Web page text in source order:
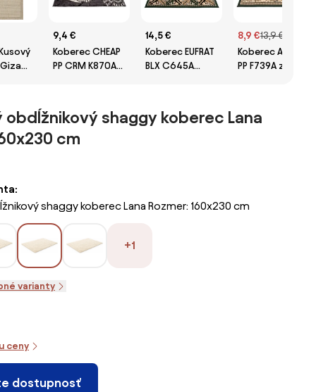
9,4 €
Koberec CHEAP
PP CRM K870A
14,5 €
Koberec EUFRAT
BLX C645A
8,9 €13,9 €
Koberec ATLAS
PP F739A zelený
obdĺžnikový shaggy koberec Lana
cm
shaggy koberec Lana Rozmer: 160x230 cm
+1
varianty
ceny
dostupnosť